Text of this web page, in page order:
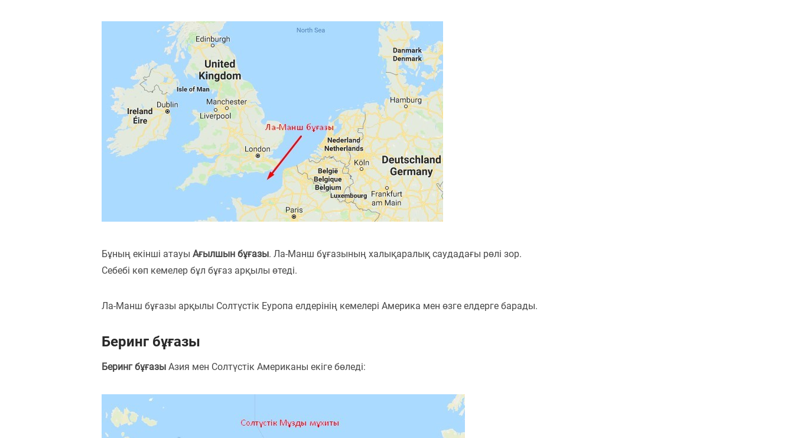
Бұның екінші атауы Ағылшын бұғазы. Ла-Манш бұғазының халықаралық саудадағы рөлі зор.
Себебі көп кемелер бұл бұғаз арқылы өтеді.
Ла-Манш бұғазы арқылы Солтүстік Еуропа елдерінің кемелері Америка мен өзге елдерге барады.
Беринг бұғазы
Беринг бұғазы Азия мен Солтүстік Американы екіге бөледі: